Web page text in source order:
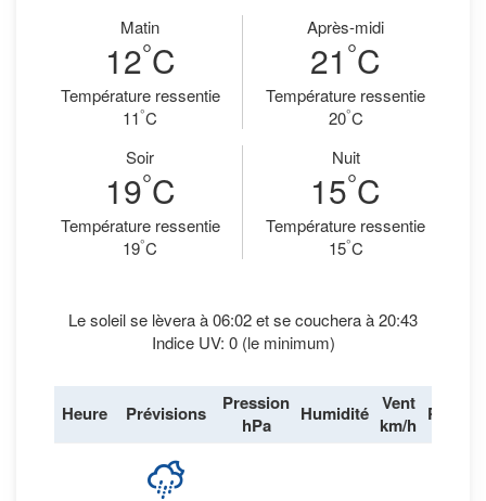
Matin
12°C
Température ressentie
11°C
Après-midi
21 °C
Température ressentie
20°C
Soir
19°C
Température ressentie
19°C
Nuit
15°C
Température ressentie
15°C
Le soleil se lèvera à 06:02 et se couchera à 20:43
Indice UV: 0 (le minimum)
Heure Prévisions
Pression
hPa
Humidité Vent
km/h Pluie